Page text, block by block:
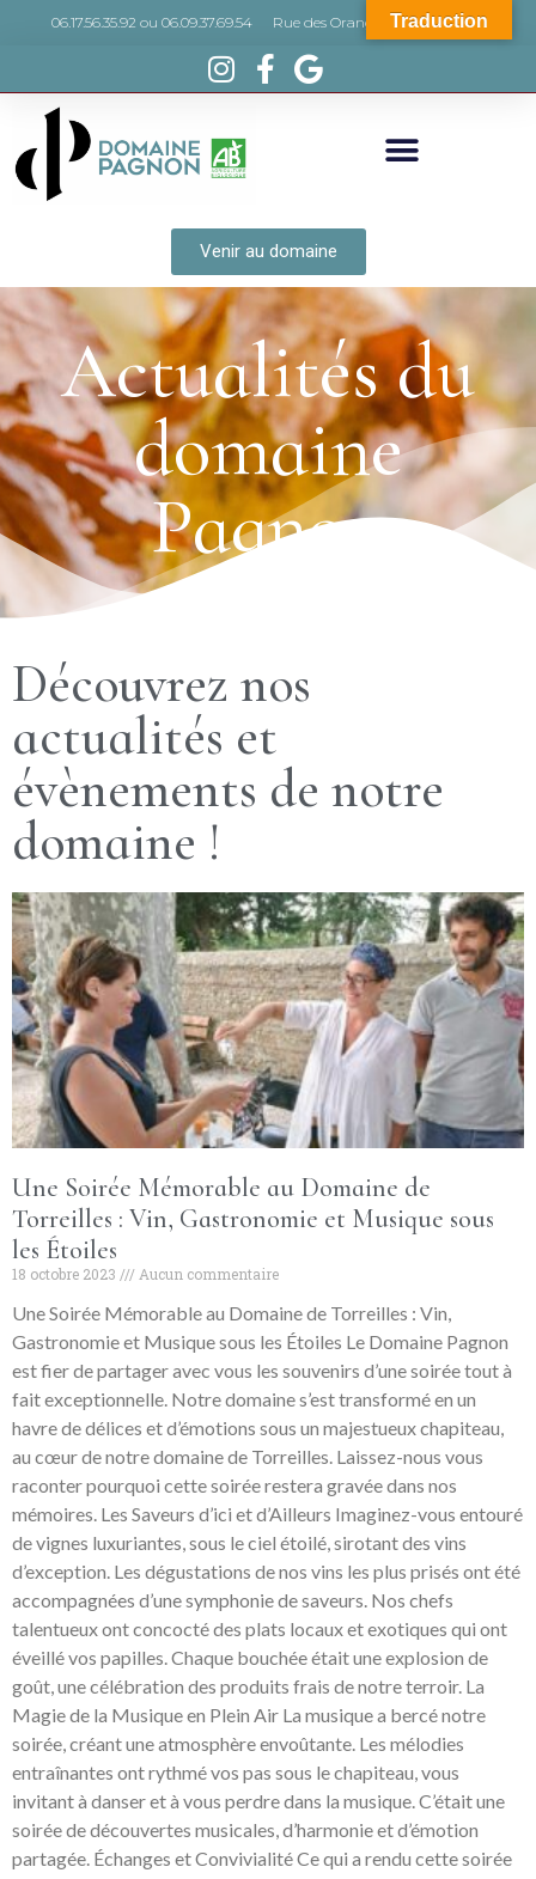
06.17.56.35.92 ou 06.09.37.69.54 Rue des Orangers, 66440 Torreilles
Venir au domaine
Actualités du
domaine
Pagnon
Découvrez nos
actualités et
évènements de notre
domaine !
Une Soirée Mémorable au Domaine de
Torreilles : Vin, Gastronomie et Musique sous
les Étoiles
18 octobre 2023 Aucun commentaire
Une Soirée Mémorable au Domaine de Torreilles : Vin,
Gastronomie et Musique sous les Étoiles Le Domaine Pagnon
est fier de partager avec vous les souvenirs d’une soirée tout à
fait exceptionnelle. Notre domaine s’est transformé en un
havre de délices et d’émotions sous un majestueux chapiteau,
au cœur de notre domaine de Torreilles. Laissez-nous vous
raconter pourquoi cette soirée restera gravée dans nos
mémoires. Les Saveurs d’ici et d’Ailleurs Imaginez-vous entouré
de vignes luxuriantes, sous le ciel étoilé, sirotant des vins
d’exception. Les dégustations de nos vins les plus prisés ont été
accompagnées d’une symphonie de saveurs. Nos chefs
talentueux ont concocté des plats locaux et exotiques qui ont
éveillé vos papilles. Chaque bouchée était une explosion de
goût, une célébration des produits frais de notre terroir. La
Magie de la Musique en Plein Air La musique a bercé notre
soirée, créant une atmosphère envoûtante. Les mélodies
entraînantes ont rythmé vos pas sous le chapiteau, vous
invitant à danser et à vous perdre dans la musique. C’était une
soirée de découvertes musicales, d’harmonie et d’émotion
partagée. Échanges et Convivialité Ce qui a rendu cette soirée
Traduction